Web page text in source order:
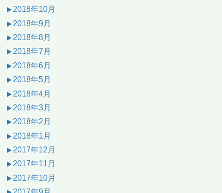
2018年10月
2018年9月
2018年8月
2018年7月
2018年6月
2018年5月
2018年4月
2018年3月
2018年2月
2018年1月
2017年12月
2017年11月
2017年10月